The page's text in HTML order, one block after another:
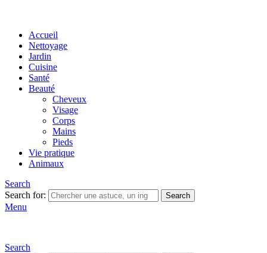
Accueil
Nettoyage
Jardin
Cuisine
Santé
Beauté
Cheveux
Visage
Corps
Mains
Pieds
Vie pratique
Animaux
Search
Search for:
Search
Menu
Search